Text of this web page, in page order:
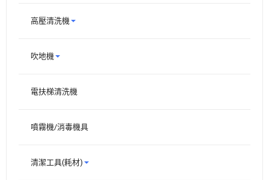
高壓清洗機
吹地機
電扶梯清洗機
噴霧機/消毒機具
清潔工具(耗材)